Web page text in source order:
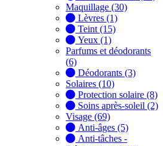
Maquillage (30)
Lèvres (1)
Teint (15)
Yeux (1)
Parfums et déodorants
(6)
Déodorants (3)
Solaires (10)
Protection solaire (8)
Soins après-soleil (2)
Visage (69)
Anti-âges (5)
Anti-tâches -